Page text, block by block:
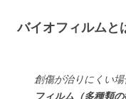
バイオフィルムと
創傷が治りにくい
フィルム（多種類